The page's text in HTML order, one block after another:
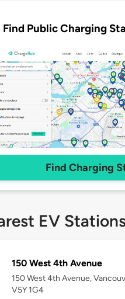
Find Public Charging
Find Charging
EV
150 West 4th Avenue
150 West 4th Avenue,
V5Y 1G4